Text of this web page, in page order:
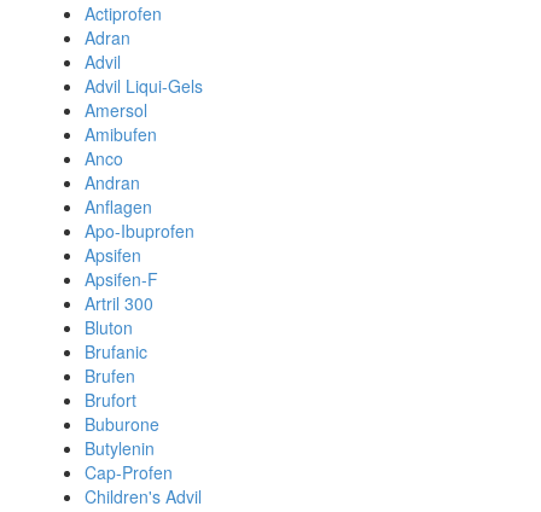
Actiprofen
Adran
Advil
Advil Liqui-Gels
Amersol
Amibufen
Anco
Andran
Anflagen
Apo-Ibuprofen
Apsifen
Apsifen-F
Artril 300
Bluton
Brufanic
Brufen
Brufort
Buburone
Butylenin
Cap-Profen
Children's Advil